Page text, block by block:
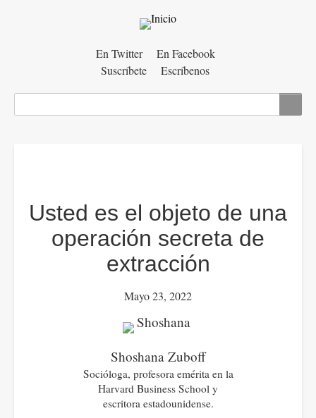
En Twitter
En Facebook
Suscríbete
Escríbenos
Usted es el objeto de una
operación secreta de
extracción
Mayo 23, 2022
Shoshana Zuboff
Socióloga, profesora emérita en la
Harvard Business School y
escritora estadounidense.